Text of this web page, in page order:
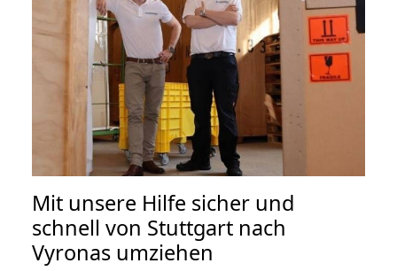
Mit unsere Hilfe sicher und
schnell von Stuttgart nach
Vyronas umziehen